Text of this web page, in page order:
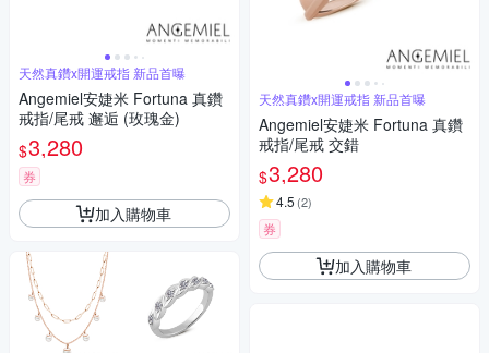
天然真鑽x開運戒指 新品首曝
Angemiel安婕米 Fortuna 真鑽
戒指/尾戒 邂逅 (玫瑰金)
$3,280
券
加入購物車
天然真鑽x開運戒指 新品首曝
Angemiel安婕米 Fortuna 真鑽
戒指/尾戒 交錯
$3,280
4.5 (2)
券
加入購物車